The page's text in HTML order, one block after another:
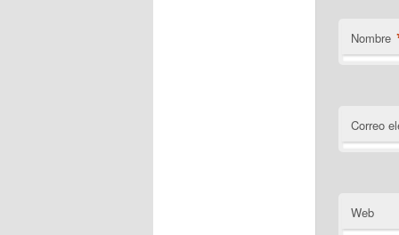
Nombre
Correo
Web